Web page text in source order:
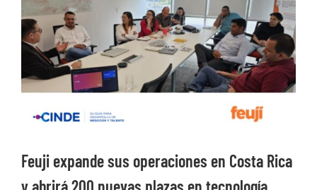
Ver
imagen
más
grande
Feuji expande sus operaciones en Costa Rica